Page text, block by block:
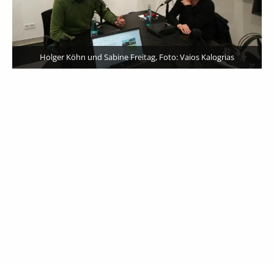
Holger Köhn und Sabine Freitag, Foto: Vaios Kalogrias